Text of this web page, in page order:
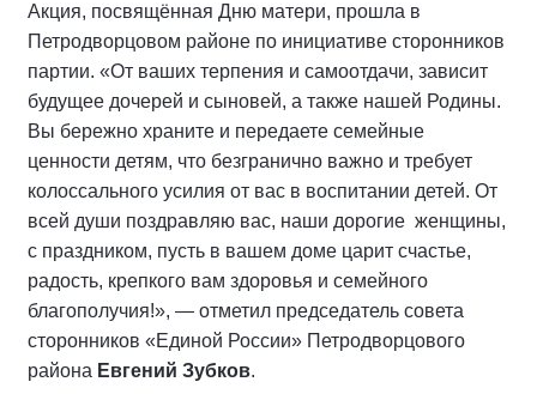
Акция, посвящённая Дню матери, прошла в
Петродворцовом районе по инициативе сторонников
партии. «От ваших терпения и самоотдачи, зависит
будущее дочерей и сыновей, а также нашей Родины.
Вы бережно храните и передаете семейные
ценности детям, что безгранично важно и требует
колоссального усилия от вас в воспитании детей. От
всей души поздравляю вас, наши дорогие женщины,
с праздником, пусть в вашем доме царит счастье,
радость, крепкого вам здоровья и семейного
благополучия!», — отметил председатель совета
сторонников «Единой России» Петродворцового
района Евгений Зубков.